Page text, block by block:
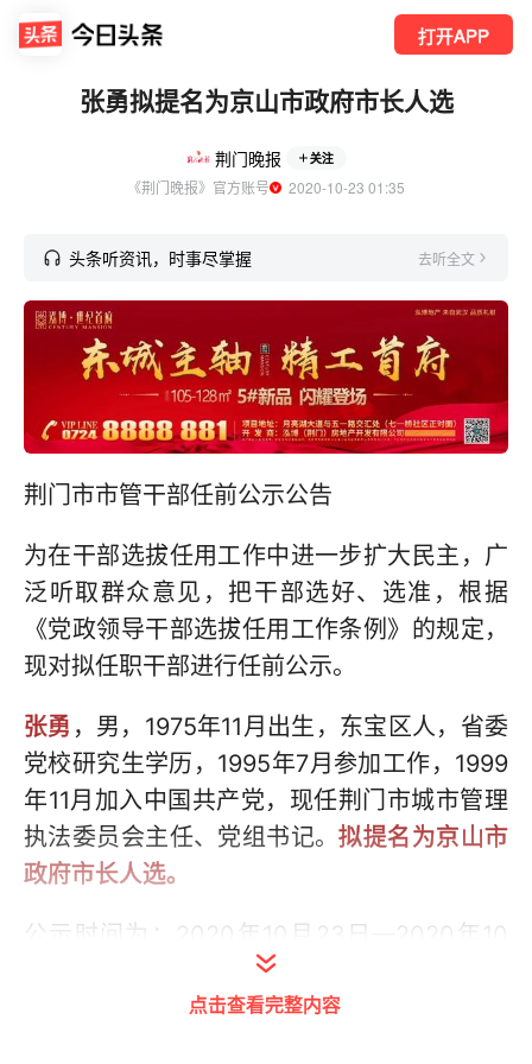
打开APP
张勇拟提名为京山市政府市长人选
荆门晚报 关注
《荆门晚报》官方账号
  2020-10-23 01:35
头条听资讯，时事尽掌握 去听全文
荆门市市管干部任前公示公告
为在干部选拔任用工作中进一步扩大民主，广
泛听取群众意见，把干部选好、选准，根据
《党政领导干部选拔任用工作条例》的规定，
现对拟任职干部进行任前公示。
张勇 ，男，1975年11月出生，东宝区人，省委
党校研究生学历，1995年7月参加工作，1999
年11月加入中国共产党，现任荆门市城市管理
执法委员会主任、党组书记。拟提名为京山市
政府市长人选。
公示时间为：2020年10月23日—2020年10
月29日。如对公示对象有情况反映，可在公示
期间以口头或书面形式进行反映。联系电话：
点击查看完整内容